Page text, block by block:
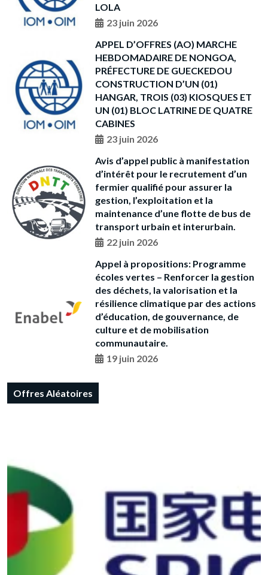
LOLA
23 juin 2026
APPEL D’OFFRES (AO) MARCHE
HEBDOMADAIRE DE NONGOA,
PRÉFECTURE DE GUECKEDOU
CONSTRUCTION D’UN (01)
HANGAR, TROIS (03) KIOSQUES ET
UN (01) BLOC LATRINE DE QUATRE
CABINES
23 juin 2026
Avis d’appel public à manifestation
d’intérêt pour le recrutement d’un
fermier qualifié pour assurer la
gestion, l’exploitation et la
maintenance d’une flotte de bus de
transport urbain et interurbain.
22 juin 2026
Appel à propositions: Programme
écoles vertes – Renforcer la gestion
des déchets, la valorisation et la
résilience climatique par des actions
d’éducation, de gouvernance, de
culture et de mobilisation
communautaire.
19 juin 2026
Offres Aléatoires